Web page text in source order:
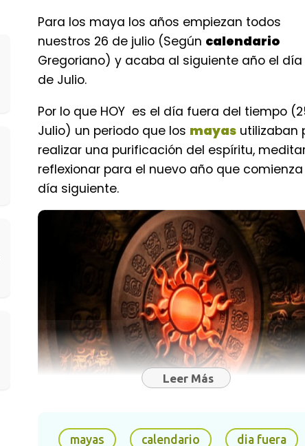
Para los maya los años empiezan todos
nuestros 26 de julio (Según calendario
Gregoriano) y acaba al siguiente año el día
de Julio.
Por lo que HOY es el día fuera del tiempo
Julio) un periodo que los mayasutilizaban
realizar una purificación del espíritu,
reflexionar para el nuevo año que comienza
día siguiente.
Según los ciclos de la Luna y el sol, el
Leer Más
mayas calendario dia fuera